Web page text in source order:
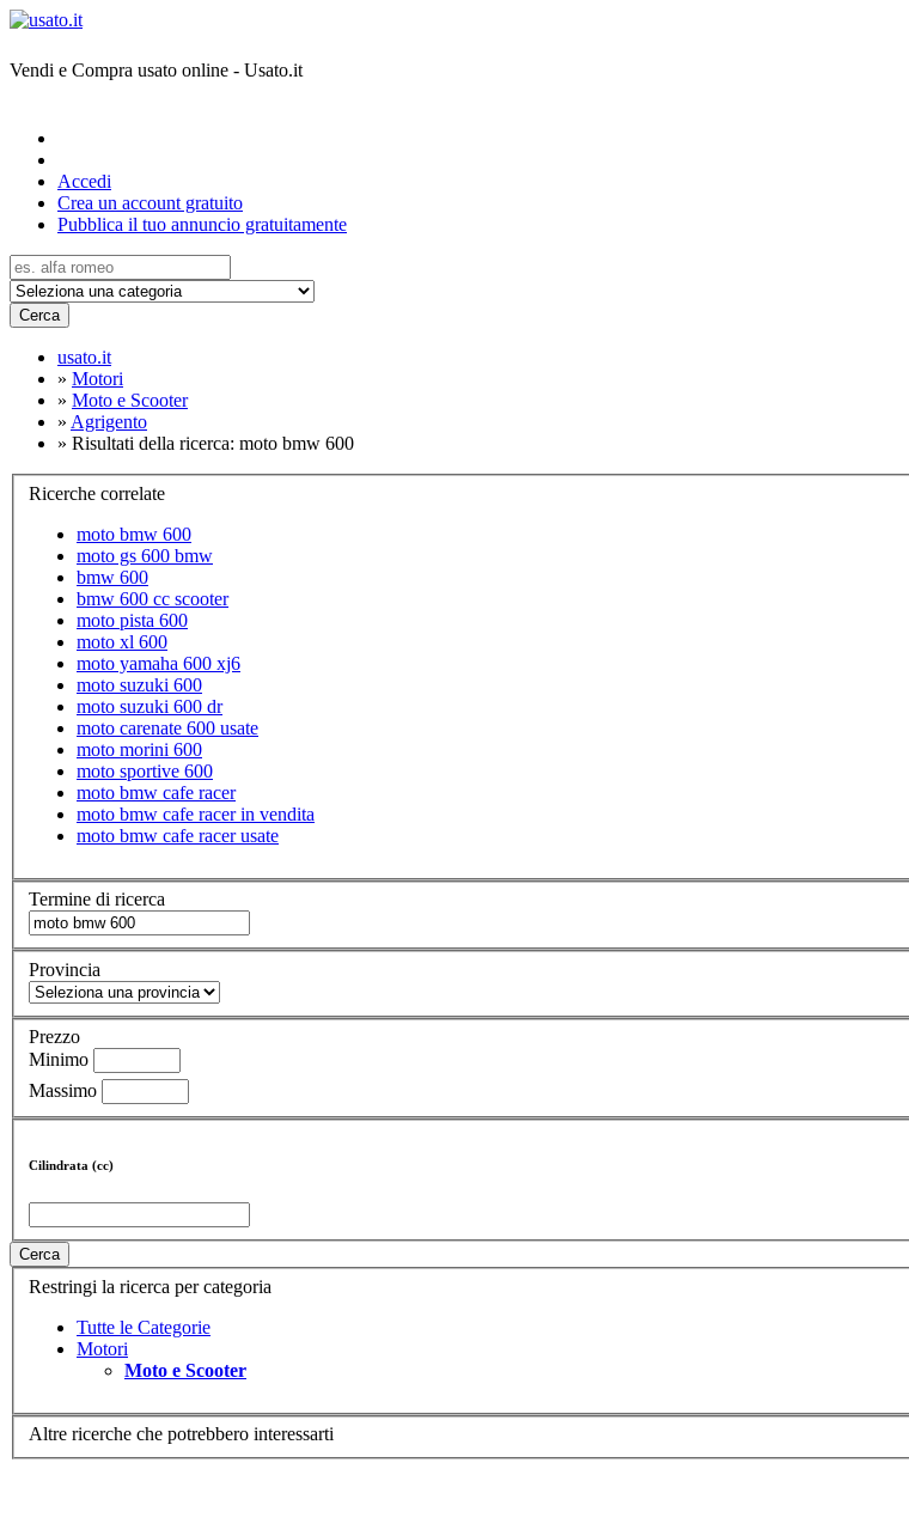
Vendi e Compra usato online - Usato.it
Accedi
Crea un account gratuito
Pubblica il tuo annuncio gratuitamente
Cerca
usato.it
» Motori
» Moto e Scooter
» Agrigento
» Risultati della ricerca: moto bmw 600
Ricerche correlate
moto bmw 600
moto gs 600 bmw
bmw 600
bmw 600 cc scooter
moto pista 600
moto xl 600
moto yamaha 600 xj6
moto suzuki 600
moto suzuki 600 dr
moto carenate 600 usate
moto morini 600
moto sportive 600
moto bmw cafe racer
moto bmw cafe racer in vendita
moto bmw cafe racer usate
Termine di ricerca
Provincia
Prezzo
Minimo
Massimo
Cilindrata (cc)
Cerca
Restringi la ricerca per categoria
Tutte le Categorie
Motori
Moto e Scooter
Altre ricerche che potrebbero interessarti